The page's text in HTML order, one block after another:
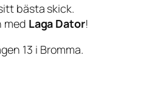
bästa skick.
med Laga Dator!
13 i Bromma.